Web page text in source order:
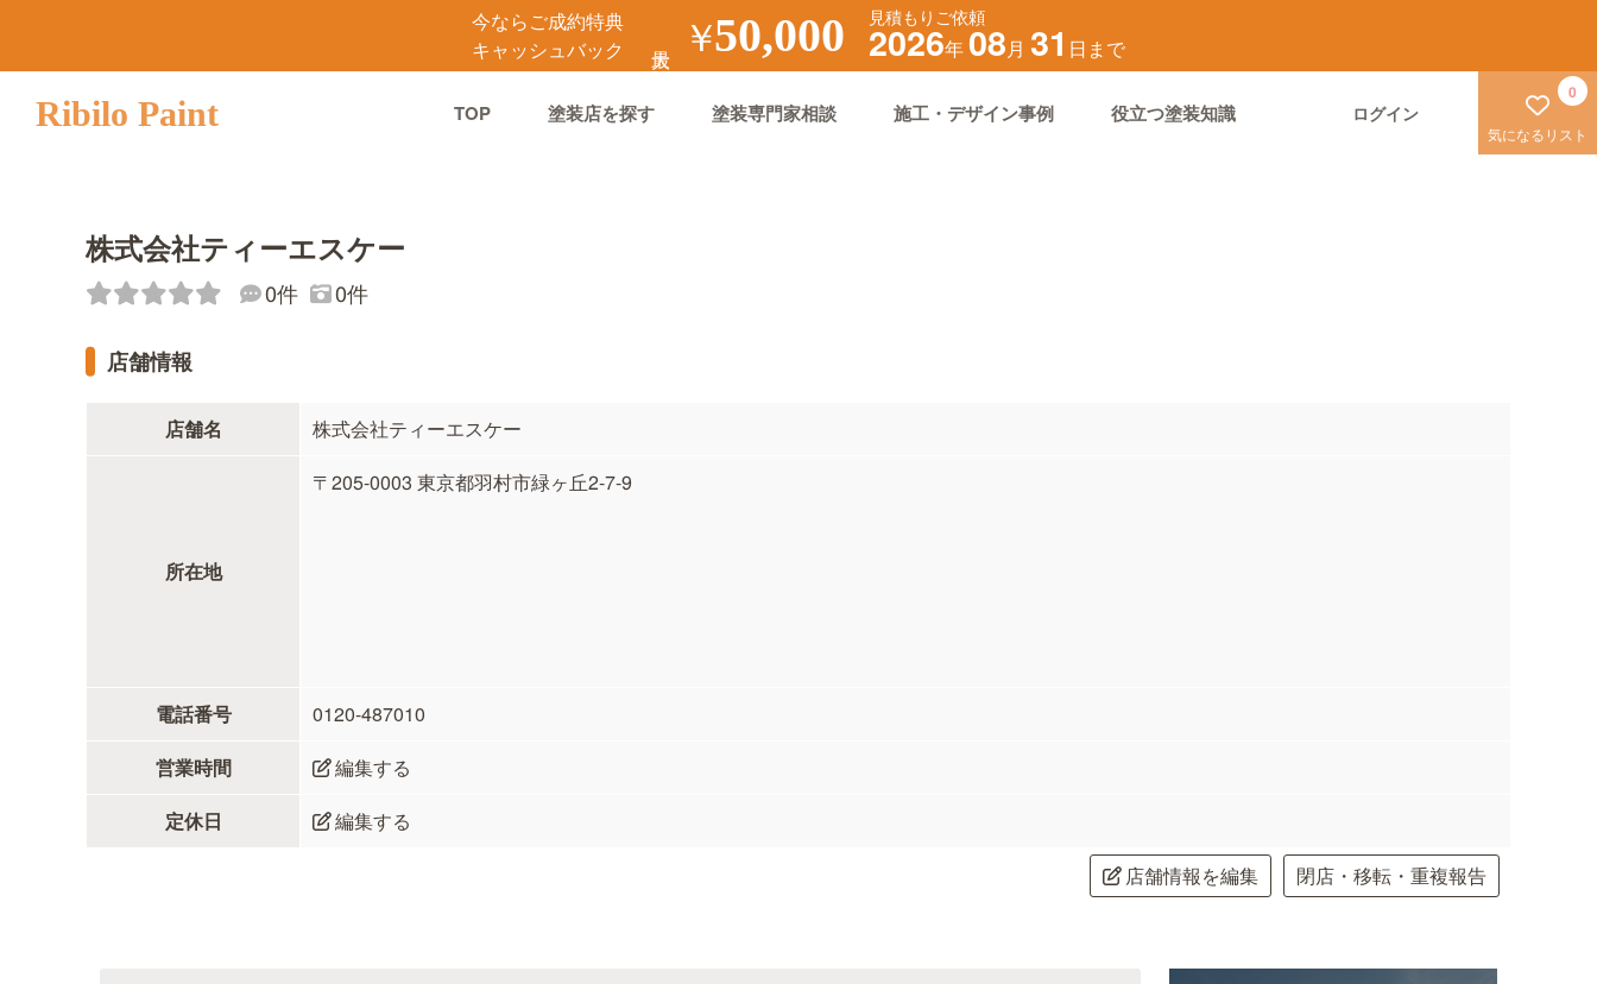
今ならご成約特典
キャッシュバック
￥50,000 見積もりご依頼
2026年08月 31 日まで
Ribilo Paint TOP 塗装店を探す 塗装専門家相談 施工・デザイン事例 役立つ塗装知識 ログイン
気になるリスト
0
株式会社ティーエスケー
0件 0件
店舗情報
店舗名 株式会社ティーエスケー
所在地
〒205-0003 東京都羽村市緑ヶ丘2-7-9
電話番号
0120-487010
営業時間
編集する
定休日
編集する
店舗情報を編集
閉店・移転・重複報告